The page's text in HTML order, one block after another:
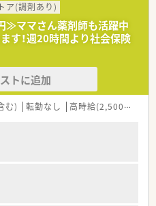
ア(調剤あり)
≫ママさん薬剤師も活躍中
す！週20時間より社会保険
トに追加
む) 転勤なし 高時給(2,500円以上)